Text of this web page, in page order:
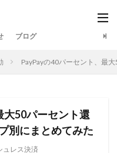
ブログ
PayPayの40パーセント、最
50パーセント還
別にまとめてみた
ュレス決済